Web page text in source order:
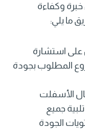
خبرة وكفاءة
ما يلي:
على استشارة
المطلوب بجودة
الأسفلت
جميع
الجودة